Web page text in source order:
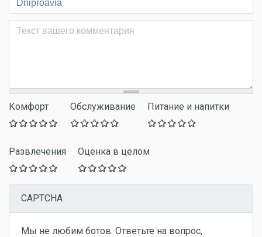
Комментарий*
Комфорт Обслуживание Питание и напитки
Развлечения Оценка в целом
CAPTCHA
Мы не любим ботов. Ответьте на вопрос,